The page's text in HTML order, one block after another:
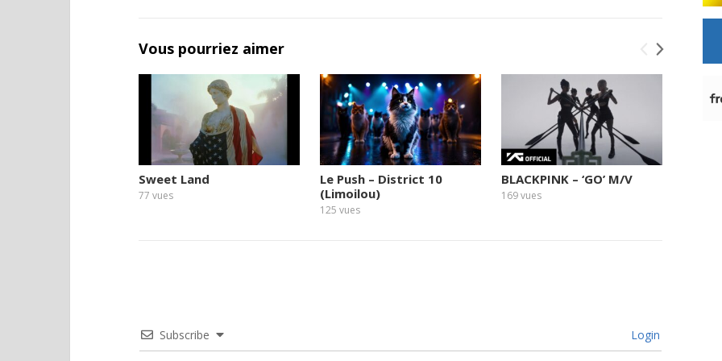
Vous pourriez aimer
Sweet Land
77 vues
Le Push – District 10
(Limoilou)
125 vues
BLACKPINK – ‘GO’ M/V
169vues
Subscribe Login